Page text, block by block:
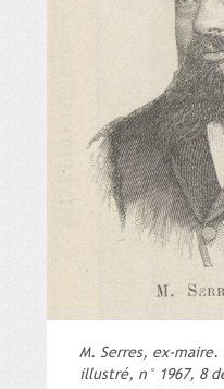
M. Serres, ex-maire.
illustré, n° 1967, 8